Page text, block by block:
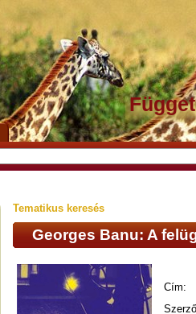
Tematikus keresés
Georges Banu: A
Cím: